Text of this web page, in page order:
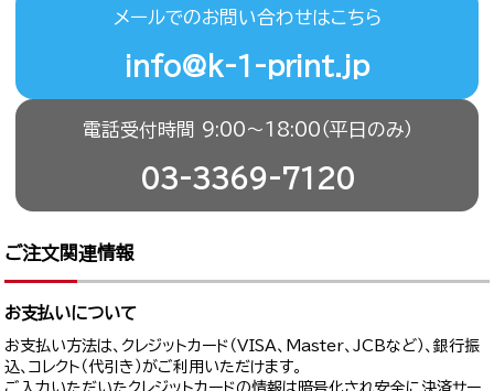
メールでのお問い合わせはこちら
info@k-1-print.jp
電話受付時間 9:00〜18:00（平日のみ）
03-3369-7120
ご注文関連情報
お支払いについて
お支払い方法は、クレジットカード（VISA、Master、JCBなど）、銀行振
込、コレクト（代引き）がご利用いただけます。
ご入力いただいたクレジットカードの情報は暗号化され安全に決済サー